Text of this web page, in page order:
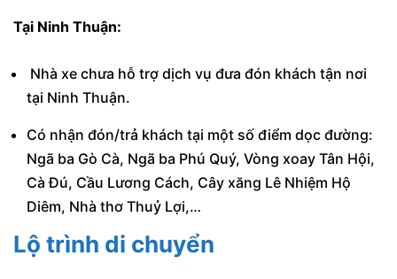
Tại Ninh Thuận:
Nhà xe chưa hỗ trợ dịch vụ đưa đón khách tận nơi
tại Ninh Thuận.
Có nhận đón/trả khách tại một số điểm dọc đường:
Ngã ba Gò Cà, Ngã ba Phú Quý, Vòng xoay Tân Hội,
Cà Đú, Cầu Lương Cách, Cây xăng Lê Nhiệm Hộ
Diêm, Nhà thơ Thuỷ Lợi,…
Lộ trình di chuyển